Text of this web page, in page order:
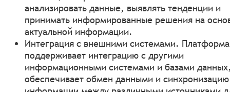
анализировать данные, выявлять тенденции и
принимать информированные решения на
актуальной информации.
Интеграция с внешними системами. Платформа
поддерживает интеграцию с другими
информационными системами и базами
обеспечивает обмен данными и синхронизацию